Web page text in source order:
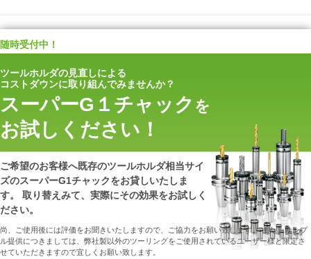
随時受付中！
ツールホルダの見直しによる
コストダウンに取り組んでみませんか？
スーパーG１チャック を
お試しください！
ご希望のお客様へ既存のツールホルダ相当サイ
ズのスーパーG1チャックをお貸しいたしま
す。 取り替えみて、実際にその効果をお試しく
ださい。
尚、ご使用後には評価をお聞きいたしますので、ご協力をお願い致します。また、サンプ
ル提供につきましては、弊社製以外のツーリングをご使用されているユーザー様と限定さ
せていただきますので宜しくお願い致します。